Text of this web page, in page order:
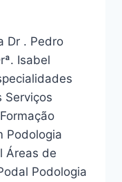
Dr . Pedro
Isabel
Serviços
Podologia
Áreas de
Podologia